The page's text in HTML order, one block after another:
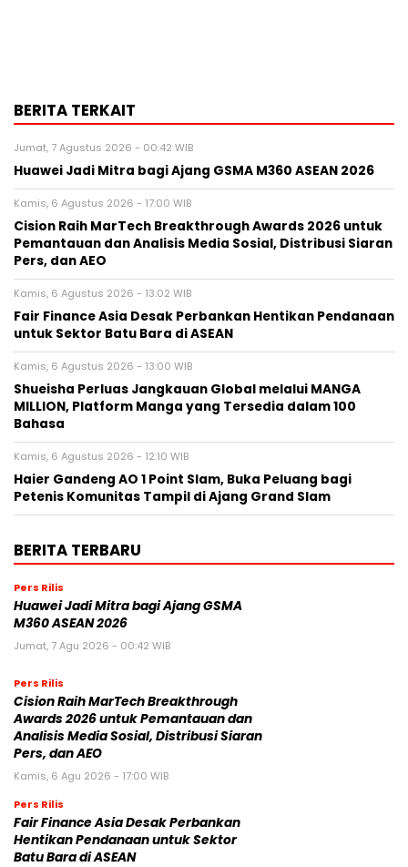
BERITA TERKAIT
Jumat, 7 Agustus 2026 - 00:42 WIB
Huawei Jadi Mitra bagi Ajang GSMA M360 ASEAN 2026
Kamis, 6 Agustus 2026 - 17:00 WIB
Cision Raih MarTech Breakthrough Awards 2026 untuk
Pemantauan dan Analisis Media Sosial, Distribusi Siaran
Pers, dan AEO
Kamis, 6 Agustus 2026 - 13:02 WIB
Fair Finance Asia Desak Perbankan Hentikan Pendanaan
untuk Sektor Batu Bara di ASEAN
Kamis, 6 Agustus 2026 - 13:00 WIB
Shueisha Perluas Jangkauan Global melalui MANGA
MILLION, Platform Manga yang Tersedia dalam 100
Bahasa
Kamis, 6 Agustus 2026 - 12:10 WIB
Haier Gandeng AO 1 Point Slam, Buka Peluang bagi
Petenis Komunitas Tampil di Ajang Grand Slam
BERITA TERBARU
Pers Rilis
Huawei Jadi Mitra bagi Ajang GSMA
M360 ASEAN 2026
Jumat, 7 Agu 2026 - 00:42 WIB
Pers Rilis
Cision Raih MarTech Breakthrough
Awards 2026 untuk Pemantauan dan
Analisis Media Sosial, Distribusi Siaran
Pers, dan AEO
Kamis, 6 Agu 2026 - 17:00 WIB
Pers Rilis
Fair Finance Asia Desak Perbankan
Hentikan Pendanaan untuk Sektor
Batu Bara di ASEAN